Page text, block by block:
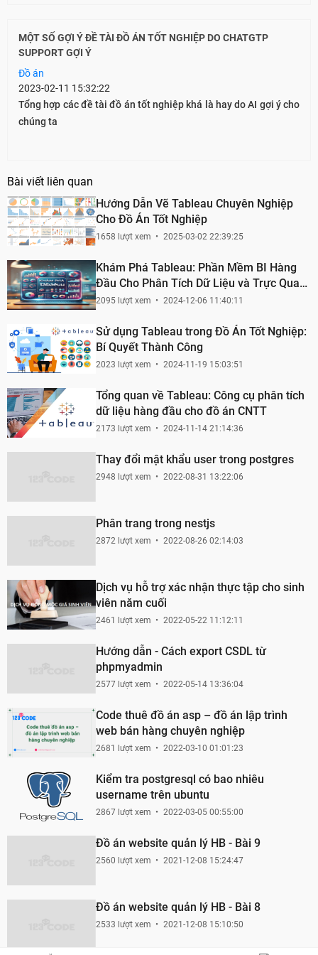
MỘT SỐ GỢI Ý ĐỀ TÀI ĐỒ ÁN TỐT NGHIỆP DO CHATGTP
SUPPORT GỢI Ý
Đồ án
2023-02-11 15:32:22
Tổng hợp các đề tài đồ án tốt nghiệp khá là hay do AI gợi ý cho
chúng ta
Bài viết liên quan
Hướng Dẫn Vẽ Tableau Chuyên Nghiệp
Cho Đồ Án Tốt Nghiệp
1658 lượt xem 2025-03-02 22:39:25
Khám Phá Tableau: Phần Mềm BI Hàng
Đầu Cho Phân Tích Dữ Liệu và Trực Quan
Hoá
2095 lượt xem 2024-12-06 11:40:11
Sử dụng Tableau trong Đồ Án Tốt Nghiệp:
Bí Quyết Thành Công
2023 lượt xem 2024-11-19 15:03:51
Tổng quan về Tableau: Công cụ phân tích
dữ liệu hàng đầu cho đồ án CNTT
2173 lượt xem 2024-11-14 21:14:36
Thay đổi mật khẩu user trong postgres
2948 lượt xem 2022-08-31 13:22:06
Phân trang trong nestjs
2872 lượt xem 2022-08-26 02:14:03
Dịch vụ hỗ trợ xác nhận thực tập cho sinh
viên năm cuối
2461 lượt xem 2022-05-22 11:12:11
Hướng dẫn - Cách export CSDL từ
phpmyadmin
2577 lượt xem 2022-05-14 13:36:04
Code thuê đồ án asp – đồ án lập trình
web bán hàng chuyên nghiệp
2681 lượt xem 2022-03-10 01:01:23
Kiểm tra postgresql có bao nhiêu
username trên ubuntu
2867 lượt xem 2022-03-05 00:55:00
Đồ án website quản lý HB - Bài 9
2560 lượt xem 2021-12-08 15:24:47
Đồ án website quản lý HB - Bài 8
2533 lượt xem 2021-12-08 15:10:50